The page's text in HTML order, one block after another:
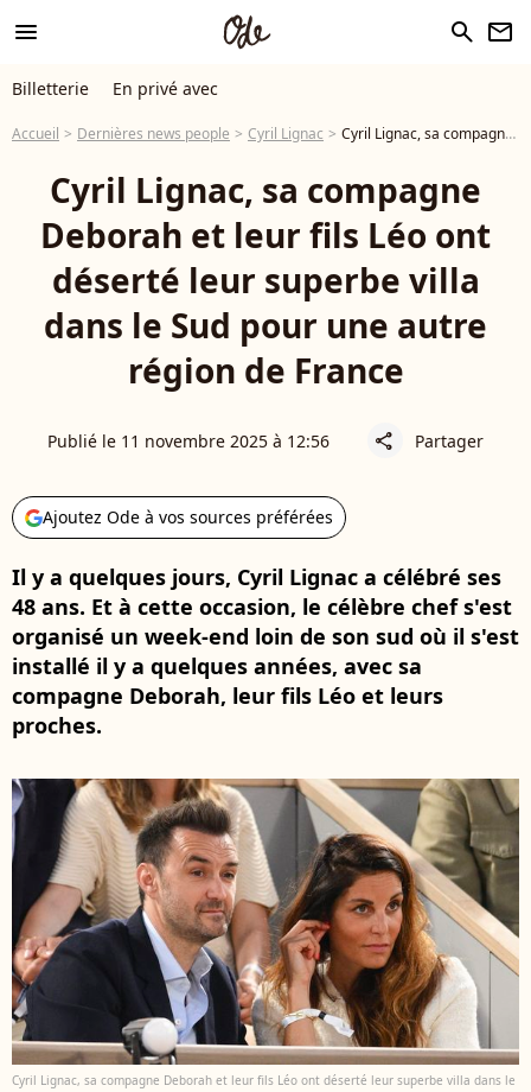
menu search newsletter
Billetterie En privé avec
Accueil Dernières news people Cyril Lignac Cyril Lignac, sa compagne Deborah et leur fils Léo ont déserté leur superbe villa dans le Sud pour une autre région de France
Cyril Lignac, sa compagne
Deborah et leur fils Léo ont
déserté leur superbe villa
dans le Sud pour une autre
région de France
Publié le 11 novembre 2025 à 12:56 share Partager
Ajoutez Ode à vos sources préférées
Il y a quelques jours, Cyril Lignac a célébré ses
48 ans. Et à cette occasion, le célèbre chef s'est
organisé un week-end loin de son sud où il s'est
installé il y a quelques années, avec sa
compagne Deborah, leur fils Léo et leurs
proches.
Cyril Lignac, sa compagne Deborah et leur fils Léo ont déserté leur superbe villa dans le